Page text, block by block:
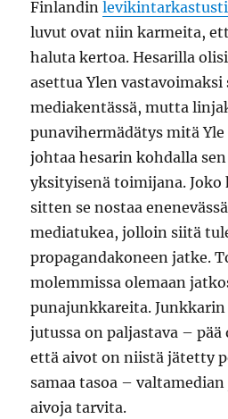
Finlandin
luvut ovat niin karmeita,
haluta kertoa. Hesarilla
asettua Ylen vastavoimaksi
mediakentässä, mutta
punavihermädätys mitä Yle
johtaa hesarin kohdalla
yksityisenä toimijana. Joko
sitten se nostaa
mediatukea, jolloin siitä
propagandakoneen jatke.
molemmissa olemaan
punajunkkareita.
jutussa on paljastava –
että aivot on niistä jätetty
samaa tasoa –
aivoja tarvita.